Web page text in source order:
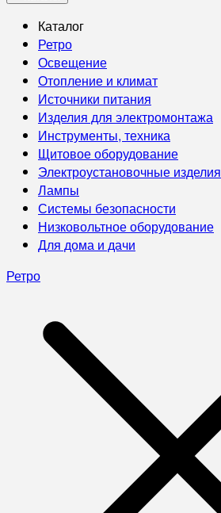
Каталог
Ретро
Освещение
Отопление и климат
Источники питания
Изделия для электромонтажа
Инструменты, техника
Щитовое оборудование
Электроустановочные изделия
Лампы
Системы безопасности
Низковольтное оборудование
Для дома и дачи
Ретро